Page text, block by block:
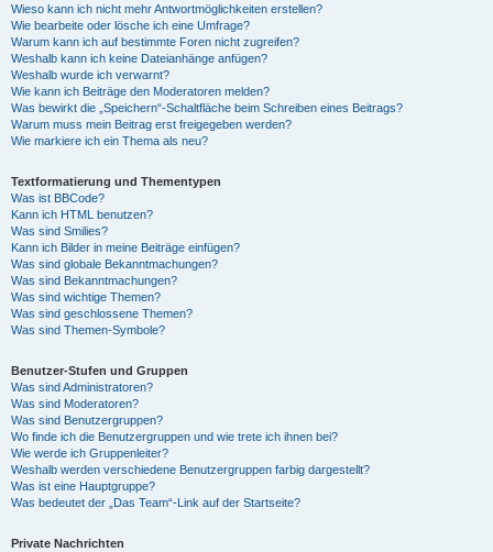
Wieso kann ich nicht mehr Antwortmöglichkeiten erstellen?
Wie bearbeite oder lösche ich eine Umfrage?
Warum kann ich auf bestimmte Foren nicht zugreifen?
Weshalb kann ich keine Dateianhänge anfügen?
Weshalb wurde ich verwarnt?
Wie kann ich Beiträge den Moderatoren melden?
Was bewirkt die „Speichern“-Schaltfläche beim Schreiben eines Beitrags?
Warum muss mein Beitrag erst freigegeben werden?
Wie markiere ich ein Thema als neu?
Textformatierung und Thementypen
Was ist BBCode?
Kann ich HTML benutzen?
Was sind Smilies?
Kann ich Bilder in meine Beiträge einfügen?
Was sind globale Bekanntmachungen?
Was sind Bekanntmachungen?
Was sind wichtige Themen?
Was sind geschlossene Themen?
Was sind Themen-Symbole?
Benutzer-Stufen und Gruppen
Was sind Administratoren?
Was sind Moderatoren?
Was sind Benutzergruppen?
Wo finde ich die Benutzergruppen und wie trete ich ihnen bei?
Wie werde ich Gruppenleiter?
Weshalb werden verschiedene Benutzergruppen farbig dargestellt?
Was ist eine Hauptgruppe?
Was bedeutet der „Das Team“-Link auf der Startseite?
Private Nachrichten